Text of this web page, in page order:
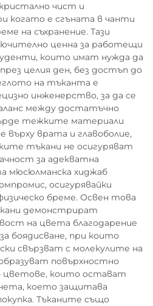
чист и
когато е сгъната в чанти
на съхранение. Тази
ценна за работещи
които имат нужда да
целия ден, без достъп до
на тъканта е
инженерство, за да се
между достатъчно
тежките материали
върху врата и главоболие,
тъкани не осигуряват
за адекватна
мюсюлманска хиджаб
осигурявайки
бреме. Освен това
демонстрират
на цвета благодарение
боядисване, при които
свързват с молекулите на
повърхностно
цветове, които остават
което защитава
Тъканите също